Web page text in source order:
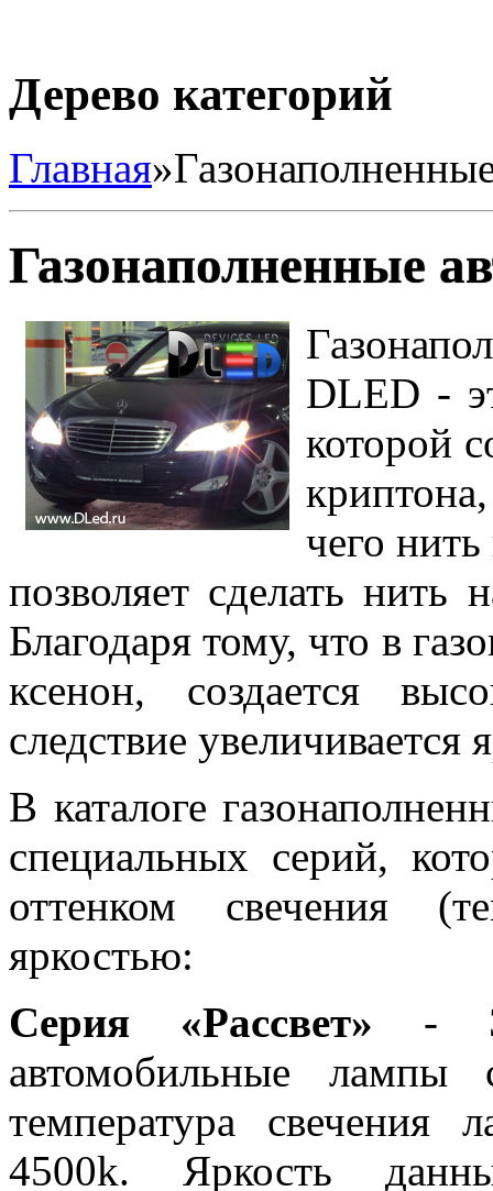
Дерево категорий
Главная»
Газонаполненные
DLED -
которой
чего
позволяет сделать нить
Благодаря тому, что в
ксенон, создается
следствие увеличивается
В каталоге
специальных серий,
оттенком свечения
яркостью:
Серия «Рассвет» -
автомобильные лампы
температура свечения
4500k. Яркость